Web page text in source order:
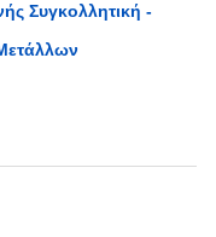
Συγκολλητική -